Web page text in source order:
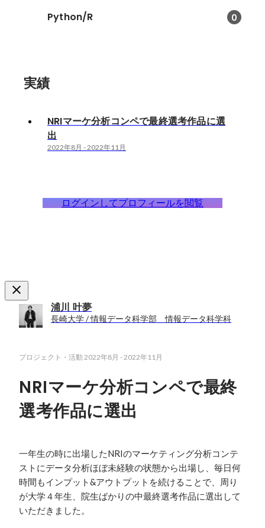
Python/R 0
実績
NRIマーケ分析コンペで最終選考作品に選
出
2022年8月 -2022年11月
ログインしてプロフィールを閲覧
浦川 叶夢
長崎大学 / 情報データ科学部 情報データ科学科
プロジェクト・活動 2022年8月 -2022年11月
NRIマーケ分析コンペで最終
選考作品に選出
一年生の時に出場したNRIのマーケティング分析コンテ
ストにデータ分析ほぼ未経験の状態から出場し、毎日何
時間もインプット&アウトプットを続けることで、周り
が大学４年生、院生ばかりの中最終選考作品に選出して
いただきました。